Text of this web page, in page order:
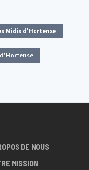
Midis d'Hortense
DE NOUS
MISSION